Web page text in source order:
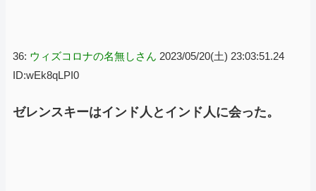
36: ウィズコロナの名無しさん 2023/05/20(土) 23:03:51.24
ID:wEk8qLPI0
ゼレンスキーはインド人とインド人に会った。